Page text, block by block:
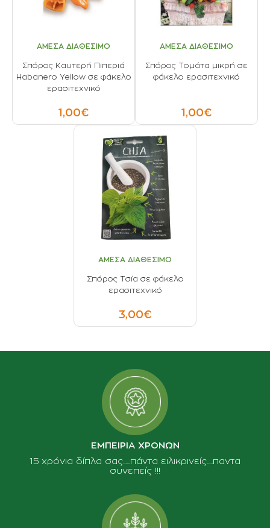
ΑΜΕΣΑ ΔΙΑΘΕΣΙΜΟ
Σπόρος Καυτερή Πιπεριά
Habanero Yellow σε φάκελο
ερασιτεχνικό
1,00€
ΑΜΕΣΑ ΔΙΑΘΕΣΙΜΟ
Σπόρος Τομάτα μικρή σε
φάκελο ερασιτεχνικό
1,00€
ΑΜΕΣΑ ΔΙΑΘΕΣΙΜΟ
Σπόρος Tσία σε φάκελο
ερασιτεχνικό
3,00€
ΕΜΠΕΙΡΙΑ ΧΡΟΝΩΝ
15 χρόνια δίπλα σας......πάντα ειλικρινείς.....παντα
συνεπείς !!!